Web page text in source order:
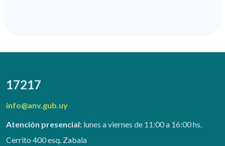
17217
info@anv.gub.uy
Atención presencial: lunes a viernes de 11:00 a 16:00 hs.
Cerrito 400 esq. Zabala